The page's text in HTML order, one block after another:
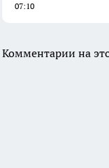
07:10
Комментарии на